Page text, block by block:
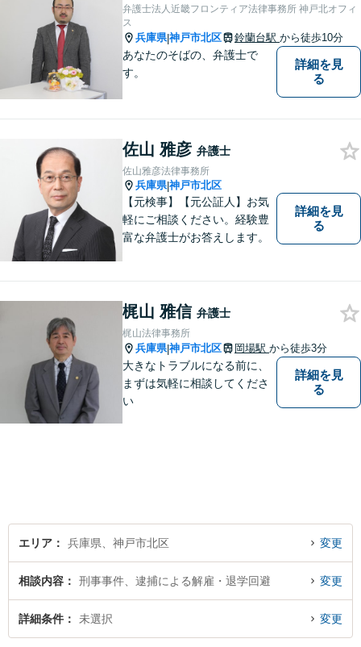
弁護士法人近畿フロンティア法律事務所 神戸北オフィ
ス
兵庫県|神戸市北区 鈴蘭台駅 から徒歩10分
あなたのそばの、弁護士で
す。
詳細を見
る
佐山 雅彦 弁護士
佐山雅彦法律事務所
兵庫県|神戸市北区
【元検事】【元公証人】お気
軽にご相談ください。経験豊
富な弁護士がお答えします。
詳細を見
る
梶山 雅信 弁護士
梶山法律事務所
兵庫県|神戸市北区 岡場駅 から徒歩3分
大きなトラブルになる前に、
まずは気軽に相談してくださ
い
詳細を見
る
エリア 兵庫県、神戸市北区 変更
相談内容 刑事事件、逮捕による解雇・退学回避 変更
詳細条件 未選択 変更